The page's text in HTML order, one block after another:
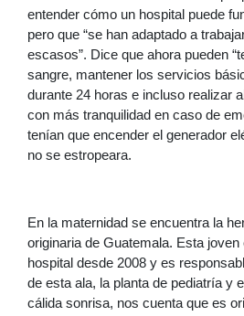
entender cómo un hospital puede
pero que “se han adaptado a
escasos”. Dice que ahora pueden
sangre, mantener los servicios
durante 24 horas e incluso realizar
con más tranquilidad en caso de
tenían que encender el generador
no se estropeara.
En la maternidad se encuentra la
originaria de Guatemala. Esta
hospital desde 2008 y es
de esta ala, la planta de pediatría y
cálida sonrisa, nos cuenta que es